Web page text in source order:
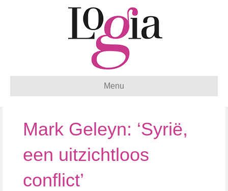
Menu
Mark Geleyn: ‘Syrië,
een uitzichtloos
conflict’